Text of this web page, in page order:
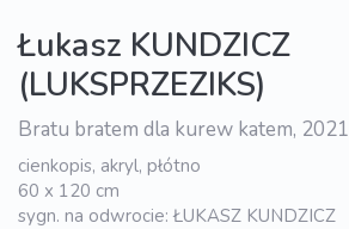
Łukasz KUNDZICZ
(LUKSPRZEZIKS)
Bratu bratem dla kurew katem, 2021
cienkopis, akryl, płótno
60 x 120 cm
sygn. na odwrocie: ŁUKASZ KUNDZICZ